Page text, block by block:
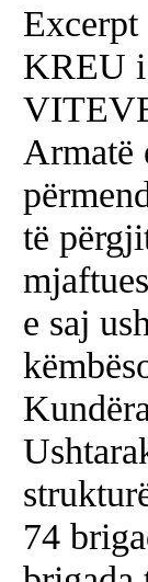
Excerpt
KREU
Armatë
të
e saj
74